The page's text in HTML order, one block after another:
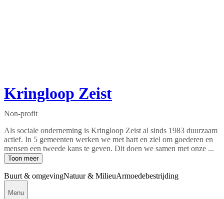
Kringloop Zeist
Non-profit
Als sociale onderneming is Kringloop Zeist al sinds 1983 duurzaam
actief. In 5 gemeenten werken we met hart en ziel om goederen en
mensen een tweede kans te geven. Dit doen we samen met onze ...
Toon meer
Buurt & omgevingNatuur & MilieuArmoedebestrijding
Menu